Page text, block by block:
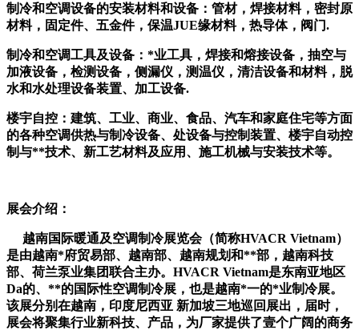
制冷和空调设备的安装材料和设备：管材，焊接材料，密封原
材料，固定件、五金件，保温JUE缘材料，热导体，阀门.
制冷和空调工具及设备： *业工具，焊接和熔接设备，抽空与
加液设备，检测设备，侧漏仪，测温仪，清洁设备和材料，脱
水和水处理设备装置、加工设备.
楼宇自控：建筑、工业、商业、食品、汽车和家庭住宅等方面
的各种空调供热与制冷设备、处设备与控制装置、楼宇自动控
制与**技术、新工艺材料及应用、施工机械与安装技术等。
展会介绍：
越南国际暖通及空调制冷展览会（简称HVACR Vietnam）
是由越南*府贸易部、越南部、越南规划和**部，越南科技
部、荷兰泵业集团联合主办。HVACR Vietnam是东南亚地区
Da的、**的国际性空调制冷展，也是越南*一的*业制冷展。
该展分别在越南，印度尼西亚 新加坡三地巡回展出，届时，
展会将聚集行业新科技、产品，为厂家提供了壹个广阔的商务